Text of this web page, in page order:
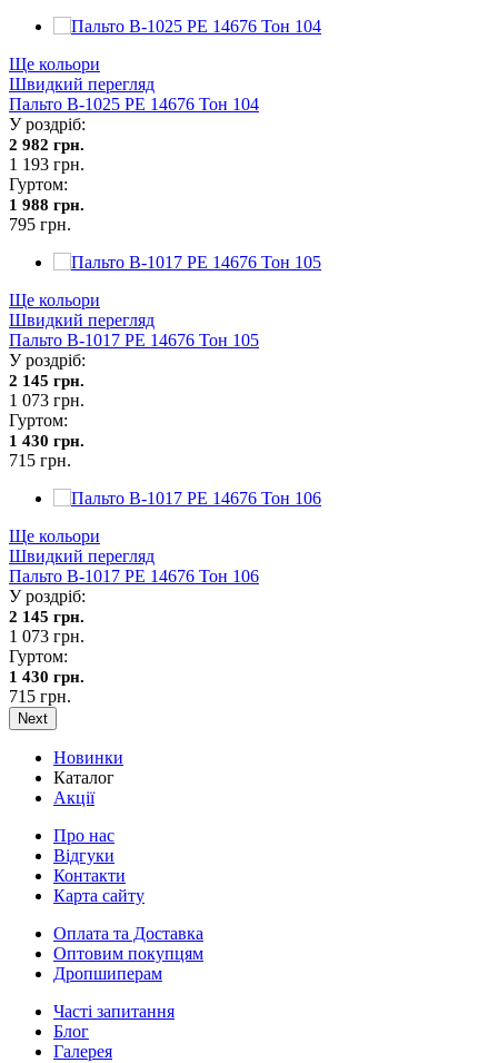
Ще кольори
Швидкий перегляд
Пальто В-1025 PE 14676 Тон 104
У роздріб:
2 982 грн.
1 193 грн.
Гуртом:
1 988 грн.
795 грн.
Ще кольори
Швидкий перегляд
Пальто В-1017 PE 14676 Тон 105
У роздріб:
2 145 грн.
1 073 грн.
Гуртом:
1 430 грн.
715 грн.
Ще кольори
Швидкий перегляд
Пальто В-1017 PE 14676 Тон 106
У роздріб:
2 145 грн.
1 073 грн.
Гуртом:
1 430 грн.
715 грн.
Next
Новинки
Каталог
Акції
Про нас
Відгуки
Контакти
Карта сайту
Оплата та Доставка
Оптовим покупцям
Дропшиперам
Часті запитання
Блог
Галерея